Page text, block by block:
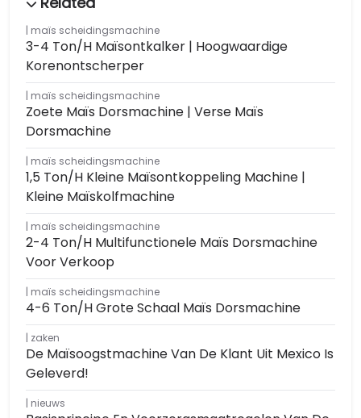
maïs scheidingsmachine
3-4 Ton/h Maïsontkalker | Hoogwaardige
Korenontscherper
maïs scheidingsmachine
Zoete Maïs Dorsmachine | Verse Maïs
Dorsmachine
maïs scheidingsmachine
1,5 Ton/h Kleine Maïsontkoppeling Machine |
Kleine Maïskolfmachine
maïs scheidingsmachine
2-4 Ton/h Multifunctionele Maïs Dorsmachine
Voor Verkoop
maïs scheidingsmachine
4-6 Ton/h Grote Schaal Maïs Dorsmachine
zaken
De Maïsoogstmachine Van De Klant Uit Mexico Is
Geleverd!
nieuws